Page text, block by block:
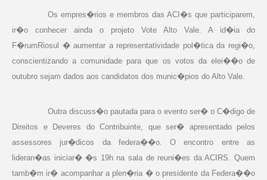
Os empres�rios e membros das ACI�s que participarem,
ir�o conhecer ainda o projeto Vote Alto Vale. A id�ia do
F�rumRiosul � aumentar a representatividade pol�tica da regi�o,
conscientizando a comunidade para que os votos da elei��o de
outubro sejam dados aos candidatos dos munic�pios do Alto Vale.
Outra discuss�o pautada para o evento ser� o C�digo de
Direitos e Deveres do Contribuinte, que ser� apresentado pelos
assessores jur�dicos da federa��o. O encontro entre as
lideran�as iniciar� �s 19h na sala de reuni�es da ACIRS. Quem
tamb�m ir� acompanhar a plen�ria � o presidente da Federa��o